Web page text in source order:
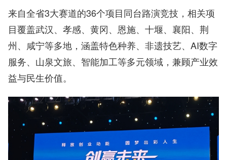
来自全省3大赛道的36个项目同台路演竞技，相关项
目覆盖武汉、孝感、黄冈、恩施、十堰、襄阳、荆
州、咸宁等多地，涵盖特色种养、非遗技艺、AI数字
服务、山泉文旅、智能加工等多元领域，兼顾产业效
益与民生价值。